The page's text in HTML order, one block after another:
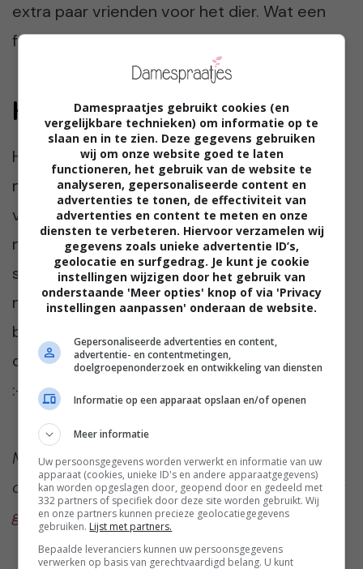
extra paar vrienden voor het dier. Wat een
feest!
Hond mee naar kantoor?
Het kan heel goed werken, je hond
meenemen naar je kantoor. Maar denk hier
vooraf goed over na. Neem de juiste
maatregelen en bereid het ook voor. Welke
stap ga jij als eerste zetten? Zou jij je hond
meenemen naar kantoor? We zijn heel
benieuwd. Laat het ons weten bij de
comments onder dit artikel. Vinden we leuk
:-).
Meer te weten komen over de iconen onder
onze bovenste afbeelding?We vertellen je er
graag alles over!
Damespraatjes gebruikt cookies (en
vergelijkbare technieken) om informatie op te
slaan en in te zien. Deze gegevens gebruiken
wij om onze website goed te laten
functioneren, het gebruik van de website te
analyseren, gepersonaliseerde content en
advertenties te tonen, de effectiviteit van
advertenties en content te meten en onze
diensten te verbeteren. Hiervoor verzamelen wij
gegevens zoals unieke advertentie ID’s,
geolocatie en surfgedrag. Je kunt je cookie
instellingen wijzigen door het gebruik van
onderstaande 'Meer opties' knop of via 'Privacy
instellingen aanpassen' onderaan de website.
Gepersonaliseerde advertenties en content,
advertentie- en contentmetingen,
doelgroepenonderzoek en ontwikkeling van diensten
Informatie op een apparaat opslaan en/of openen
Meer informatie
Uw persoonsgegevens worden verwerkt en informatie van uw
apparaat (cookies, unieke ID's en andere apparaatgegevens)
kan worden opgeslagen door, geopend door en gedeeld met
332 partners of specifiek door deze site worden gebruikt. Wij
en onze partners kunnen precieze geolocatiegegevens
gebruiken. Lijst met partners.
Bepaalde leveranciers kunnen uw persoonsgegevens
verwerken op basis van gerechtvaardigd belang. U kunt